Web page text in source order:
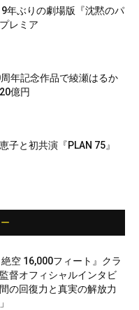
9年ぶりの劇場版『沈黙のパ
レミア
年記念作品で綾瀬はるか
億円
子と初共演『PLAN 75』
絶空 16,000フィート』クラ
督オフィシャルインタビ
の回復力と真実の解放力